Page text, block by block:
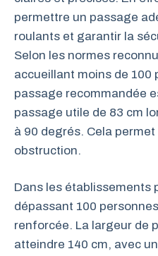
permettre un passage
roulants et garantir la
Selon les normes
accueillant moins de 100
passage recommandée
passage utile de 83 cm
à 90 degrés. Cela
obstruction.
Dans les établissements
dépassant 100
renforcée. La largeur de
atteindre 140 cm, avec